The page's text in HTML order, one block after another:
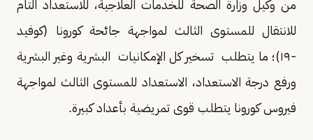
من وكيل وزارة الصحة للخدمات العلاجية، للاستعداد التام
للانتقال للمستوى الثالث لمواجهة جائحة كورونا (كوفيد
-١٩)؛ ما يتطلب تسخير كل الإمكانيات البشرية وغير البشرية
ورفع درجة الاستعداد، الاستعداد للمستوى الثالث لمواجهة
فيروس كورونا يتطلب قوى تمريضية بأعداد كبيرة.